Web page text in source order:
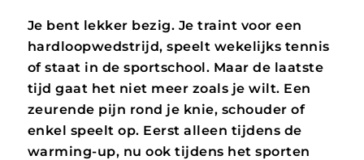
Je bent lekker bezig. Je traint voor een
hardloopwedstrijd, speelt wekelijks tennis
of staat in de sportschool. Maar de laatste
tijd gaat het niet meer zoals je wilt. Een
zeurende pijn rond je knie, schouder of
enkel speelt op. Eerst alleen tijdens de
warming-up, nu ook tijdens het sporten